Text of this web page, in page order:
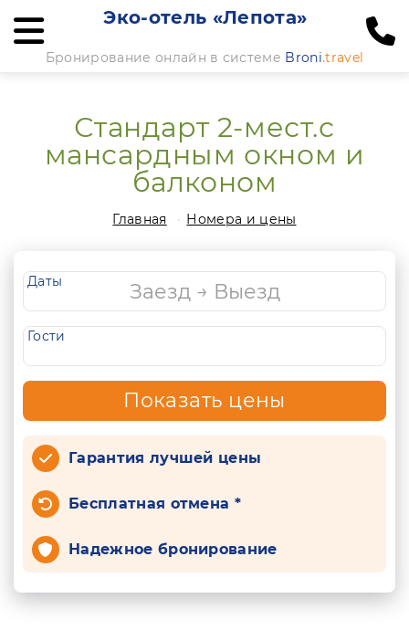
Эко-отель «Лепота»
Бронирование онлайн в системе Broni.travel
Стандарт 2-мест.с
мансардным окном и
балконом
Главная Номера и цены
Даты
Гости
Показать цены
Гарантия лучшей цены
Бесплатная отмена *
Надежное бронирование